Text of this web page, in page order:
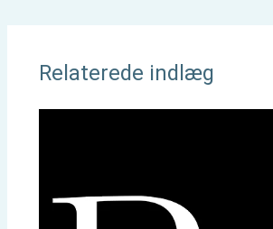
Relaterede indlæg